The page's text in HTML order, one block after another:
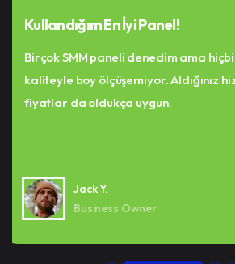
Sonunda Düşüş Yok! 🔥
Benim için en önemli şey takipçi
hafta oldu ve takipçi sayım gayet
Kalitesinden çok etkilendim.
Robin K.
Music Producer